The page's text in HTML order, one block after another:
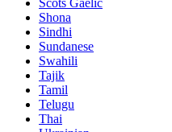
Scots Gaelic
Shona
Sindhi
Sundanese
Swahili
Tajik
Tamil
Telugu
Thai